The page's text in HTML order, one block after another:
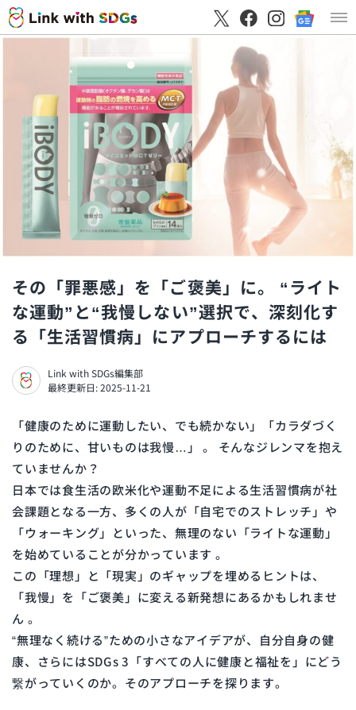
その「罪悪感」を「ご褒美」に。 “ライト
な運動”と“我慢しない”選択で、深刻化す
る「生活習慣病」にアプローチするには
Link with SDGs編集部
最終更新日: 2025-11-21
「健康のために運動したい、でも続かない」「カラダづく
りのために、甘いものは我慢…」 。 そんなジレンマを抱え
ていませんか？
日本では食生活の欧米化や運動不足による生活習慣病が社
会課題となる一方、多くの人が「自宅でのストレッチ」や
「ウォーキング」といった、無理のない「ライトな運動」
を始めていることが分かっています 。
この「理想」と「現実」のギャップを埋めるヒントは、
「我慢」を「ご褒美」に変える新発想にあるかもしれませ
ん 。
“無理なく続ける”ための小さなアイデアが、自分自身の健
康、さらにはSDGs 3「すべての人に健康と福祉を」にどう
繋がっていくのか。そのアプローチを探ります。